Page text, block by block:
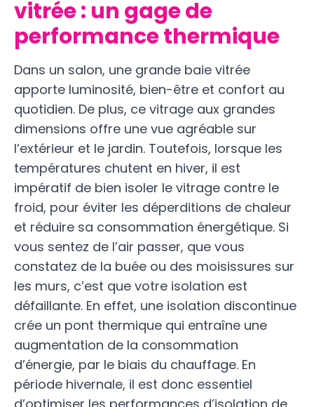
vitrée : un gage de
performance thermique
Dans un salon, une grande baie vitrée
apporte luminosité, bien-être et confort au
quotidien. De plus, ce vitrage aux grandes
dimensions offre une vue agréable sur
l’extérieur et le jardin. Toutefois, lorsque les
températures chutent en hiver, il est
impératif de bien isoler le vitrage contre le
froid, pour éviter les déperditions de chaleur
et réduire sa consommation énergétique. Si
vous sentez de l’air passer, que vous
constatez de la buée ou des moisissures sur
les murs, c’est que votre isolation est
défaillante. En effet, une isolation discontinue
crée un pont thermique qui entraîne une
augmentation de la consommation
d’énergie, par le biais du chauffage. En
période hivernale, il est donc essentiel